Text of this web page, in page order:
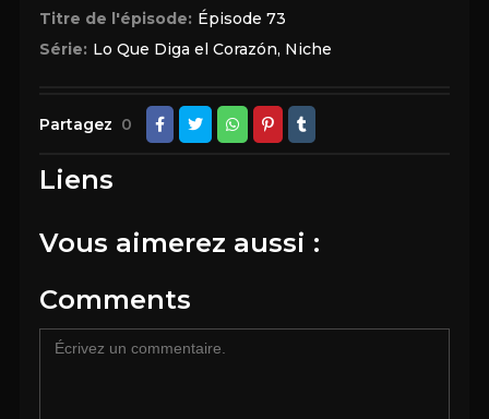
Titre de l'épisode: Épisode 73
Série: Lo Que Diga el Corazón, Niche
Partagez 0
Liens
Vous aimerez aussi :
Comments